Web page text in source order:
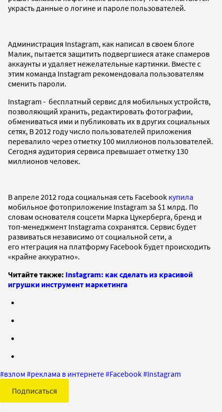
украсть данные о логине и пароле пользователей.
Администрация Instagram, как написал в своем блоге
Малик, пытается защитить подвергшиеся атаке спамеров
аккаунты и удаляет нежелательные картинки. Вместе с
этим команда Instagram рекомендовала пользователям
сменить пароли.
Instagram - бесплатный сервис для мобильных устройств,
позволяющий хранить, редактировать фотографии,
обмениваться ими и публиковать их в других социальных
сетях, В 2012 году число пользователей приложения
перевалило через отметку 100 миллионов пользователей.
Сегодня аудитория сервиса превышает отметку 130
миллионов человек.
В апреле 2012 года социальная сеть Facebook купила
мобильное фотоприложение Instagram за $1 млрд. По
словам основателя соцсети Марка Цукерберга, бренд и
топ-менеджмент Instagrama сохранятся. Сервис будет
развиваться независимо от социальной сети, а
его нтеграция на платформу Facebook будет происходить
«крайне аккуратно».
Читайте также: Instagram: как сделать из красивой
игрушки инструмент маркетинга
#взлом #реклама в интернете#Facebook#Instagram
Подписаться